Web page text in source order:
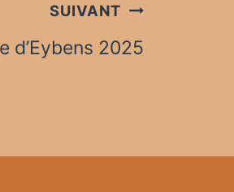
SUIVANT
d’Eybens 2025